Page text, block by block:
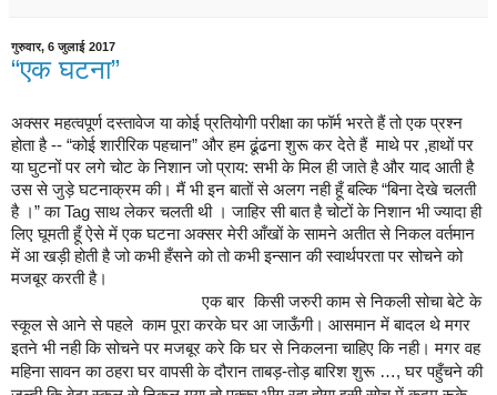
गुरुवार, 6 जुलाई 2017
“एक घटना”
अक्सर महत्वपूर्ण दस्तावेज या कोई प्रतियोगी परीक्षा का फॉर्म भरते हैं तो एक प्रश्न
होता है -- “कोई शारीरिक‎ पहचान”‎ और हम ढूंढना शुरू कर देते हैं‎ माथे पर ,हाथों पर
या घुटनों पर लगे चोट के निशान जो प्राय: सभी के मिल ही जाते है और याद‎ आती है
उस से जुड़े घटनाक्रम की। मैं भी इन बातों से अलग नही हूँ बल्कि “बिना देखे चलती
है ।” का Tag साथ लेकर चलती थी । जाहिर सी बात है चोटों के निशान भी ज्यादा ही
लिए घूमती हूँ ऐसे में एक घटना अक्सर मेरी आँखों के सामने अतीत से निकल वर्तमान‎
में आ खड़ी होती है जो कभी हँसने को तो कभी इन्सान की स्वार्थपरता पर सोचने को
मजबूर करती है।
एक बार किसी जरुरी काम से निकली सोचा बेटे के
स्कूल से आने से पहले काम पूरा करके घर आ जाऊँगी। आसमान में बादल थे मगर
इतने भी नही कि सोचने पर मजबूर करे कि घर से निकलना चाहिए कि नही। मगर वह
महिना सावन का ठहरा घर वापसी के दौरान ताबड़-तोड़ बारिश शुरू …, घर पहुँचने की